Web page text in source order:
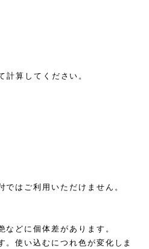
算してください。
ではご利用いただけません。
などに個体差があります。
。使い込むにつれ色が変化しま